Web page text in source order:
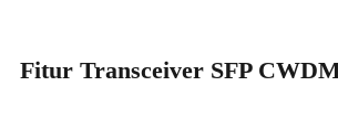
Fitur Transceiver SFP